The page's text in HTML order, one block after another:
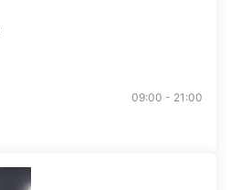
09:00 - 21:00